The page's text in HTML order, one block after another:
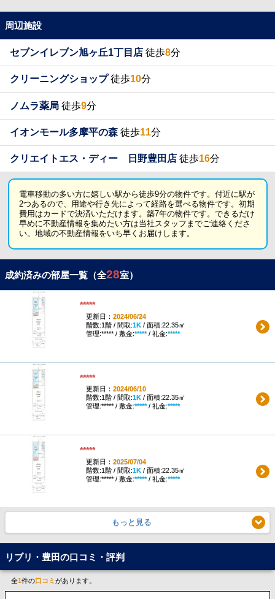
周辺施設
セブンイレブン旭ヶ丘1丁目店 徒歩8分
クリーニングショップ徒歩10分
ノムラ薬局 徒歩9分
イオンモール多摩平の森 徒歩11分
クリエイトエス・ディー 日野豊田店 徒歩16分
電車移動の多い方に嬉しい駅から徒歩9分の物件です。付近に駅が
2つあるので、用途や行き先によって経路を選べる物件です。初期
費用はカードで決済いただけます。築7年の物件です。できるだけ
早めに不動産情報を集めたい方は当社スタッフまでご連絡くださ
い。地域の不動産情報をいち早くお届けします。
成約済みの部屋一覧（全28室）
*****
更新日： 2024/06/24
階数:1階 / 間取:1K/ 面積:22.35㎡
管理:***** / 敷金:*****/ 礼金:*****
*****
更新日： 2024/06/10
階数:1階 / 間取:1K/ 面積:22.35㎡
管理:***** / 敷金:*****/ 礼金:*****
*****
更新日： 2025/07/04
階数:1階 / 間取:1K/ 面積:22.35㎡
管理:***** / 敷金:*****/ 礼金:*****
もっと見る
リブリ・豊田の口コミ・評判
全1件の口コミ があります。